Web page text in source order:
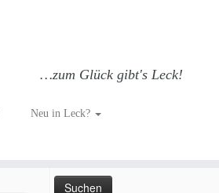
…zum Glück gibt's Leck!
Neu in Leck?
Such dich